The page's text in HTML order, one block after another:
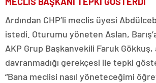
Ardından CHP’li meclis üyesi
istedi. Oturumu yöneten Aslan,
AKP Grup Başkanvekili Faruk Gökkuş,
davranmadığı gerekçesi ile tepki
“Bana meclisi nasıl yöneteceğimi